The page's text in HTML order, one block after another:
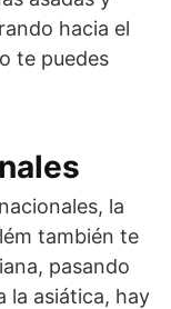
hacia el
te puedes
la
también te
pasando
la asiática, hay